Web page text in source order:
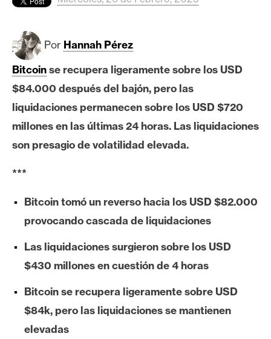
B
t
o
i
E
r
e
m
I
A
Por Hannah Pérez
Bitcoinse recupera ligeramente sobre los USD
$84.000 después del bajón, pero las
liquidaciones permanecen sobre los USD $720
millones en las últimas 24 horas. Las liquidaciones
son presagio de volatilidad elevada.
***
Bitcoin tomó un reverso hacia los USD $82.000
provocando cascada de liquidaciones
Las liquidaciones surgieron sobre los USD
$430 millones en cuestión de 4 horas
Bitcoin se recupera ligeramente sobre USD
$84k, pero las liquidaciones se mantienen
elevadas